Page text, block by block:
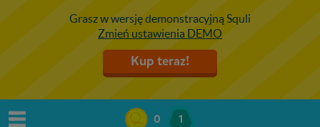
Grasz w wersję demonstracyjną Squli
Zmień ustawienia DEMO
Kup teraz!
0 1